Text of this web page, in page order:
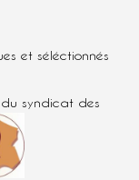
et séléctionnés
du syndicat des